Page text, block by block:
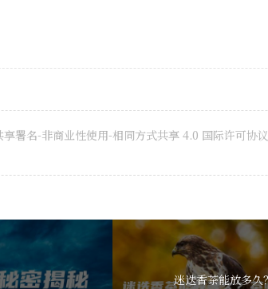
享署名-非商业性使用-相同方式共享 4.0 国际许可协议